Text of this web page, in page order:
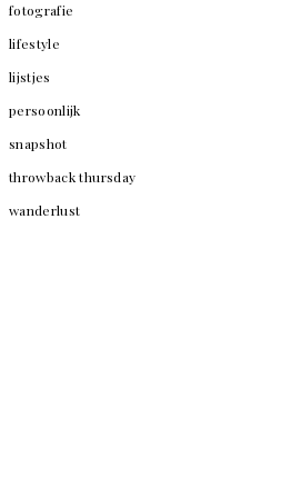
fotografie
lifestyle
lijstjes
persoonlijk
snapshot
throwback thursday
wanderlust